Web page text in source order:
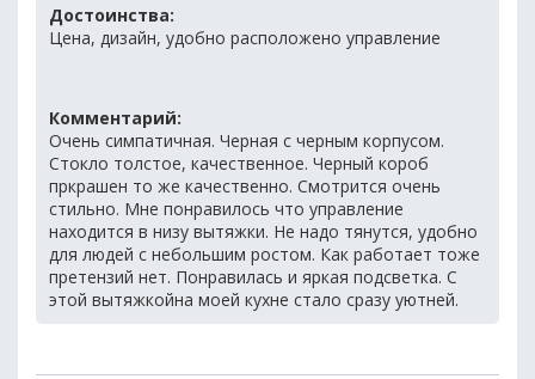
Достоинства:
Цена, дизайн, удобно расположено управление
Комментарий:
Очень симпатичная. Черная с черным корпусом.
Стокло толстое, качественное. Черный короб
пркрашен то же качественно. Смотрится очень
стильно. Мне понравилось что управление
находится в низу вытяжки. Не надо тянутся, удобно
для людей с небольшим ростом. Как работает тоже
претензий нет. Понравилась и яркая подсветка. С
этой вытяжкойна моей кухне стало сразу уютней.